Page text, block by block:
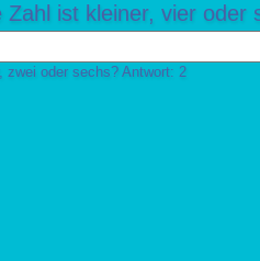
ist kleiner, vier oder
zwei oder sechs? Antwort: 2